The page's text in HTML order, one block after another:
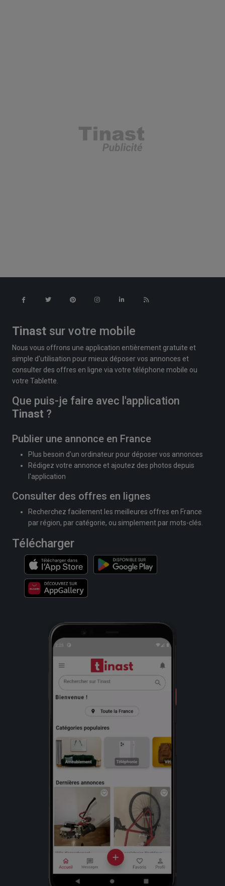
Tinast sur votre mobile
Nous vous offrons une application entièrement gratuite et
simple d'utilisation pour mieux déposer vos annonces et
consulter des offres en ligne via votre téléphone mobile ou
votre Tablette.
Que puis-je faire avec l'application
Tinast ?
Publier une annonce en France
Plus besoin d'un ordinateur pour déposer vos annonces
Rédigez votre annonce et ajoutez des photos depuis
l'application
Consulter des offres en lignes
Recherchez facilement les meilleures offres en France
par région, par catégorie, ou simplement par mots-clés.
Télécharger